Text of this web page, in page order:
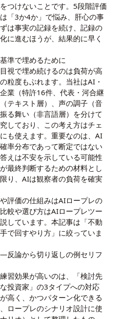
つけないことです。5段階評価
「3か4か」で悩み、肝心の事
は事実の記録を続け、記録の
に進むほうが、結果的に早く
準で埋めるために
視で埋め続けるのは負荷が高
粒度もぶれます。当社はAI・
業（特許16件、代表・河合継
テキスト層）、声の調子（音
る舞い（非言語層）を分けて
しており、この考え方はチェ
も使えます。重要なのは、AI
率分布であって断定ではない
えは不安を示している可能性
最終判断するための材料とし
り、AIは観察者の負荷を確実
評価の仕組みはAIロープレの
較や選び方はAIロープレツー
しています。本記事は「不動
で回すやり方」に絞っていま
論から切り返しの例セリフ
習効果が高いのは、「検討先
投資家」の3タイプへの対応
高く、かつパターン化できる
ロープレのシナリオ設計に使